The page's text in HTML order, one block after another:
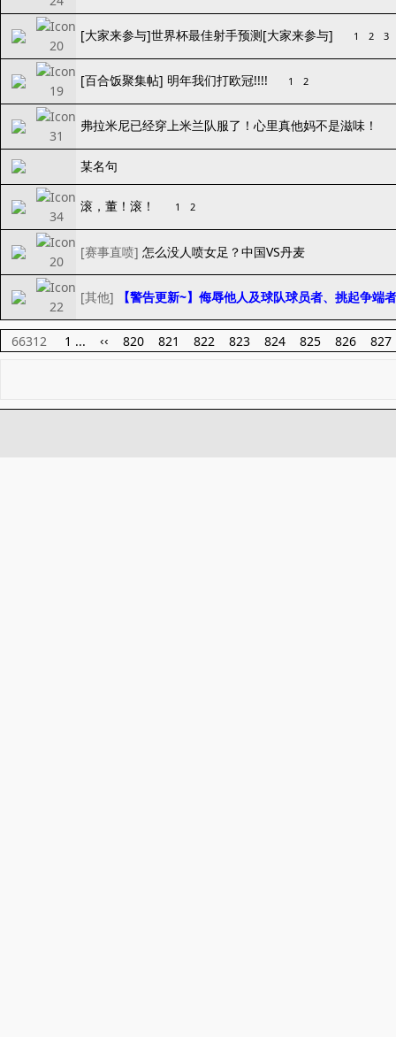
[大家来参与]世界杯最佳射手预测[大家来参与] 1 2 3
[百合饭聚集帖] 明年我们打欧冠!!!! 1 2
弗拉米尼已经穿上米兰队服了！心里真他妈不是滋味！
某名句
滚，董！滚！ 1 2
[赛事直喷] 怎么没人喷女足？中国VS丹麦
[其他] 【警告更新~】侮辱他人及球队球员者、挑起争端
66312 1 ... ‹‹ 820 821 822 823 824 825 826 827